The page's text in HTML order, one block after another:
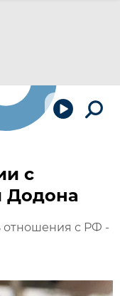
с
Додона
отношения с РФ -